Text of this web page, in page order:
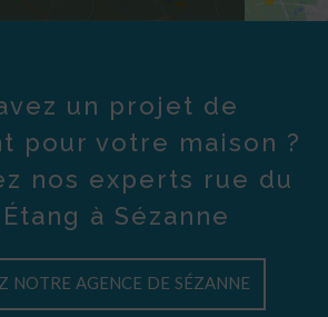
un projet de
pour votre maison ?
nos experts rue du
à Sézanne
NOTRE AGENCE DE SÉZANNE